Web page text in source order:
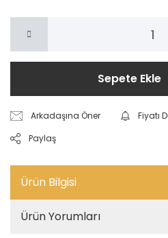
Sepete Ekle
Arkadaşına Öner
Fiyatı
Paylaş
Ürün Bilgisi
Ürün Yorumları